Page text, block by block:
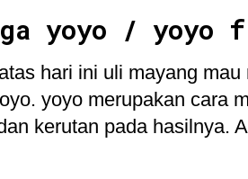
yoyo / yoyo
hari ini uli mayang
yoyo merupakan cara
kerutan pada hasilnya.